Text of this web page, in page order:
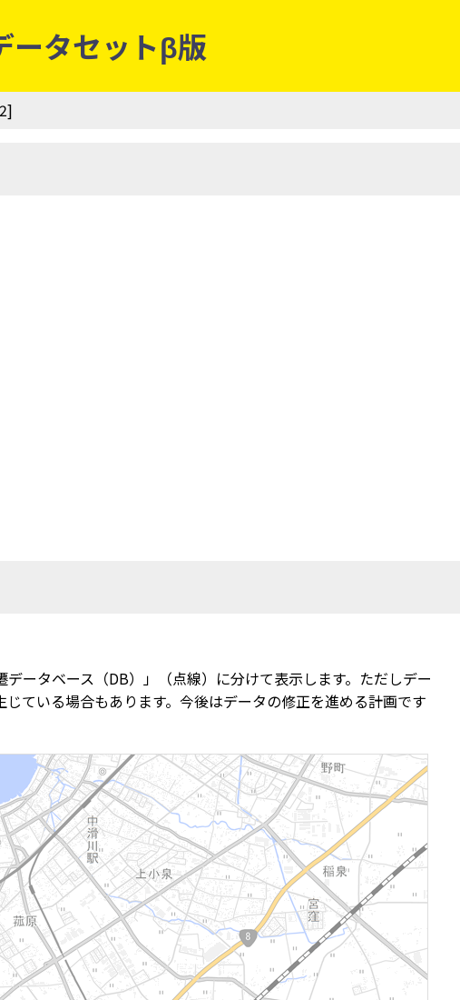
ータセットβ版
ータベース（DB）」（点線）に分けて表示します。ただしデー
ている場合もあります。今後はデータの修正を進める計画です